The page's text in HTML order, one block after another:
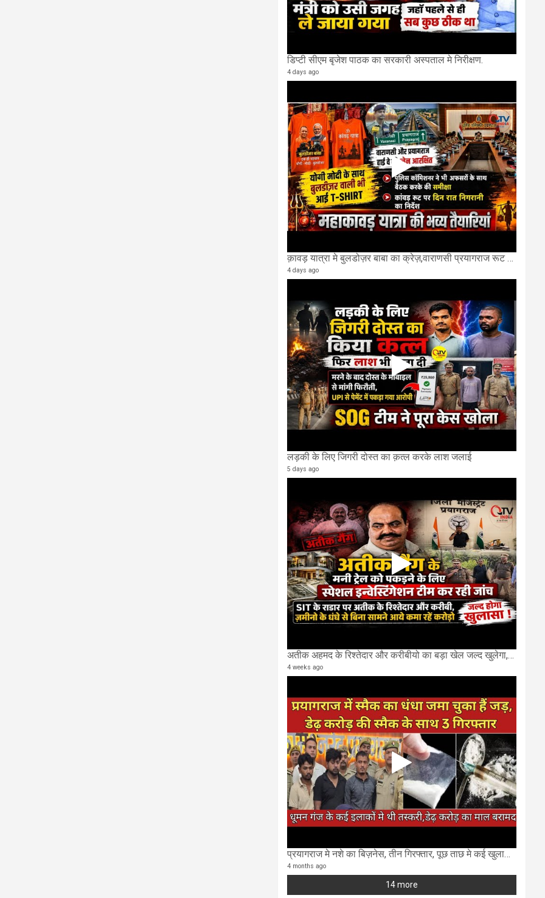
डिप्टी सीएम बृजेश पाठक का सरकारी अस्पताल मे निरीक्षण.
4 days ago
क़ावड़ यात्रा मे बुलडोज़र बाबा का क्रेज़,वाराणसी प्रयागराज रूट की एक लेन खाली की गई.
4 days ago
लड़की के लिए जिगरी दोस्त का क़त्ल करके लाश जलाई
5 days ago
अतीक अहमद के रिश्तेदार और करीबीयो का बड़ा खेल जल्द खुलेगा,छुप कर करोड़ो कमाने वाले SIT के राडार पर
4 weeks ago
प्रयागराज मे नशे का बिज़नेस, तीन गिरफ्तार, पूछ ताछ मे कई खुलासा..
4 months ago
14 more